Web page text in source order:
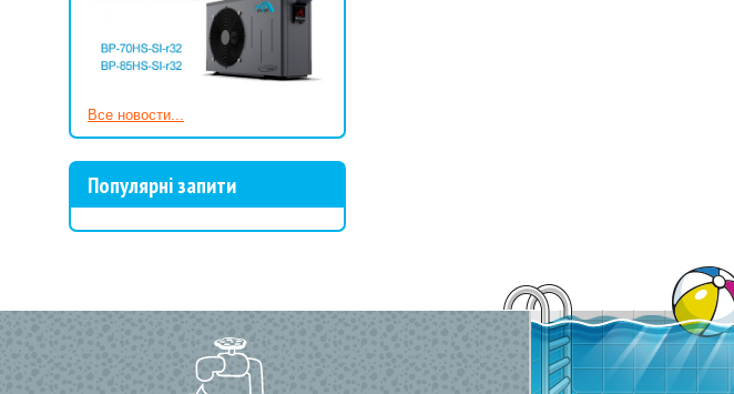
Все новости...
Популярні запити